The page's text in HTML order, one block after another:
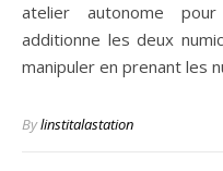
atelier autonome pour
additionne les deux
manipuler en prenant les
Bylinstitalastation